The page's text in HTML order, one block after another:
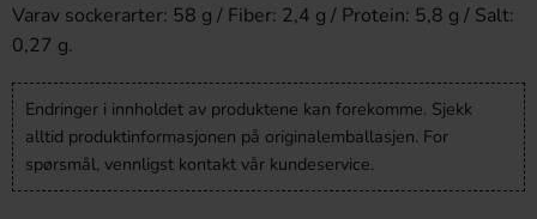
Varav sockerarter: 58 g / Fiber: 2,4 g / Protein: 5,8 g / Salt:
0,27 g.
Endringer i innholdet av produktene kan forekomme. Sjekk
alltid produktinformasjonen på originalemballasjen. For
spørsmål, vennligst kontakt vår kundeservice.